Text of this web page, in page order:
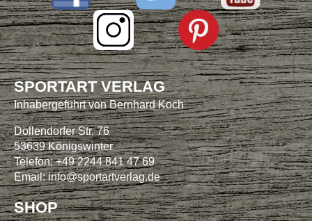
SPORTART VERLAG
Inhabergeführt von Bernhard Koch
Dollendorfer Str. 76
53639 Königswinter
Telefon: +49 2244 841 47 69
Email:info@sportartverlag.de
SHOP